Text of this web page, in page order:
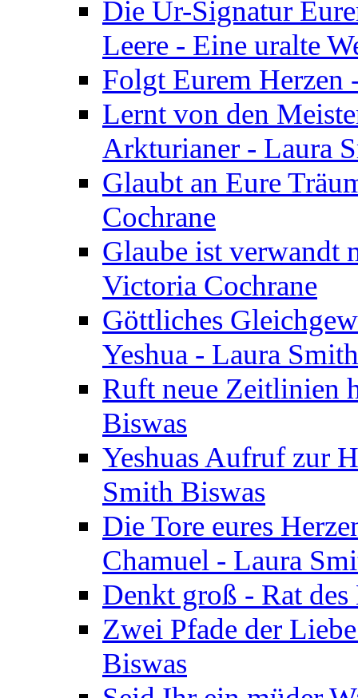
Die Ur-Signatur
Leere - Eine uralte
Folgt Eurem
Lernt von den
Arkturianer - Laura
Glaubt an Eure
Cochrane
Glaube ist verwandt
Victoria Cochrane
Göttliches
Yeshua - Laura
Ruft neue Zeitlinien
Biswas
Yeshuas Aufruf zur
Smith Biswas
Die Tore eures
Chamuel - Laura
Denkt groß - Rat
Zwei Pfade der
Biswas